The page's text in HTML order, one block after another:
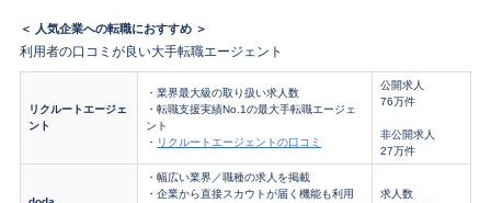
＜ 人気企業への転職におすすめ ＞
利用者の口コミが良い大手転職エージェント
リクルートエージェ
ント
・業界最大級の取り扱い求人数
・転職支援実績No.1の最大手転職エージェ
ント
・ リクルートエージェントの口コミ
公開求人
76万件
非公開求人
27万件
・幅広い業界／職種の求人を掲載
・企業から直接スカウトが届く機能も利用
求人数